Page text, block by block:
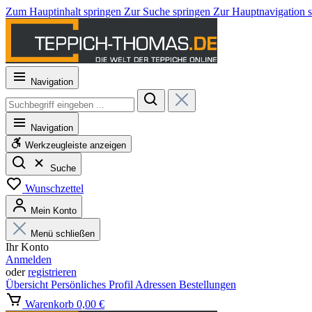
Zum Hauptinhalt springen Zur Suche springen Zur Hauptnavigation
Navigation
Navigation
Werkzeugleiste anzeigen
Suche
Wunschzettel
Mein Konto
Menü schließen
Ihr Konto
Anmelden
oderregistrieren
Übersicht Persönliches Profil Adressen Bestellungen
Warenkorb 0,00 €